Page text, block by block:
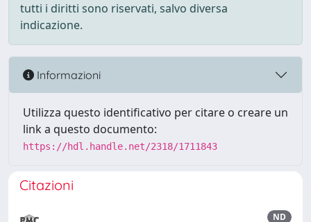
tutti i diritti sono riservati, salvo diversa
indicazione.
Informazioni
Utilizza questo identificativo per citare o creare un
link a questo documento:
https://hdl.handle.net/2318/1711843
Citazioni
ND